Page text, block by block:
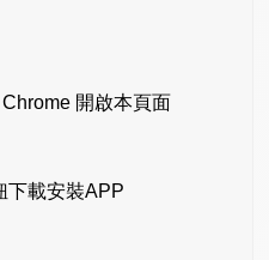
Chrome 開啟本頁面
下載安裝APP